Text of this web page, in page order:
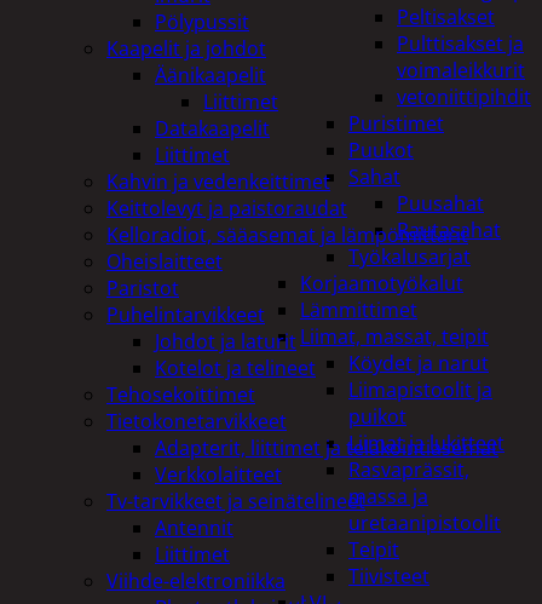
Peltisakset
Pulttisakset ja
voimaleikkurit
vetoniittipihdit
Puristimet
Puukot
Sahat
Puusahat
Rautasahat
Työkalusarjat
Korjaamotyökalut
Lämmittimet
Liimat, massat, teipit
Köydet ja narut
Liimapistoolit ja
puikot
Liimat ja lukitteet
Rasvaprässit,
massa ja
uretaanipistoolit
Teipit
Tiivisteet
Pölypussit
Kaapelit ja johdot
Äänikaapelit
Liittimet
Datakaapelit
Liittimet
Kahvin ja vedenkeittimet
Keittolevyt ja paistoraudat
Kelloradiot, sääasemat ja lämpömittarit
Oheislaitteet
Paristot
Puhelintarvikkeet
Johdot ja laturit
Kotelot ja telineet
Tehosekoittimet
Tietokonetarvikkeet
Adapterit, liittimet ja telakointiasemat
Verkkolaitteet
Tv-tarvikkeet ja seinätelineet
Antennit
Liittimet
Viihde-elektroniikka